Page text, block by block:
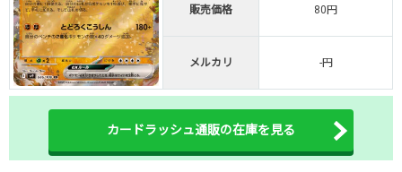
TORAオリパ
・新規登録で最大90%OFF
初回登録で4種類アド確解放
TORAオリパ公式はこちら ＞
販売価格 80円
メルカリ -円
カードラッシュ通販の在庫を見る